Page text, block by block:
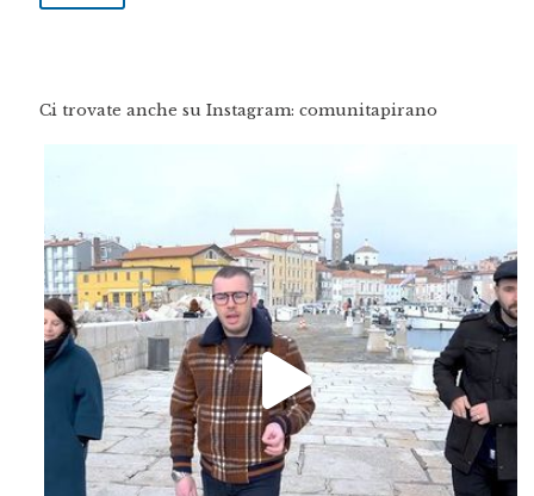
Ci trovate anche su Instagram: comunitapirano